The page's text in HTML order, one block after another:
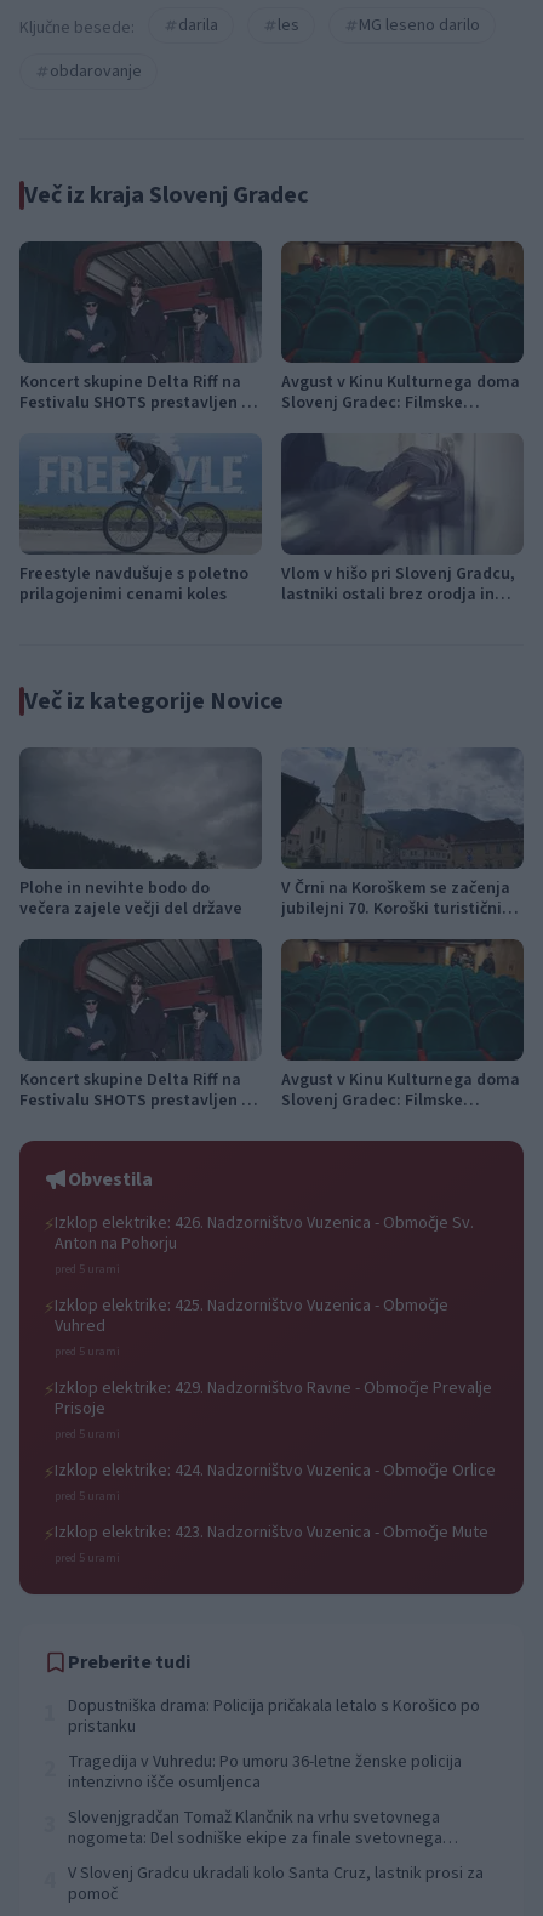
Ključne besede: darila les
MG leseno darilo
obdarovanje
Več iz kraja Slovenj Gradec
Koncert skupine Delta Riff na
Festivalu SHOTS prestavljen na
Avgust v Kinu Kulturnega doma
Slovenj Gradec: Filmske
počitniški kino
Freestyle navdušuje s poletno
prilagojenimi cenami koles
Vlom v hišo pri Slovenj Gradcu,
lastniki ostali brez orodja in
Več iz kategorije Novice
Plohe in nevihte bodo do
večera zajele večji del države
V Črni na Koroškem se začenja
jubilejni 70. Koroški turistični
Koncert skupine Delta Riff na
Festivalu SHOTS prestavljen na
Avgust v Kinu Kulturnega doma
Slovenj Gradec: Filmske
počitniški kino
Obvestila
⚡Izklop elektrike: 426. Nadzorništvo Vuzenica - Območje Sv.
Anton na Pohorju
pred 5 urami
⚡Izklop elektrike: 425. Nadzorništvo Vuzenica - Območje
Vuhred
pred 5 urami
⚡Izklop elektrike: 429. Nadzorništvo Ravne - Območje Prevalje
Prisoje
pred 5 urami
⚡Izklop elektrike: 424. Nadzorništvo Vuzenica - Območje Orlice
pred 5 urami
⚡Izklop elektrike: 423. Nadzorništvo Vuzenica - Območje Mute
pred 5 urami
Preberite tudi
Dopustniška drama: Policija pričakala letalo s Korošico po
pristanku
Tragedija v Vuhredu: Po umoru 36-letne ženske policija
intenzivno išče osumljenca
Slovenjgradčan Tomaž Klančnik na vrhu svetovnega
nogometa: Del sodniške ekipe za finale svetovnega
V Slovenj Gradcu ukradali kolo Santa Cruz, lastnik prosi za
pomoč